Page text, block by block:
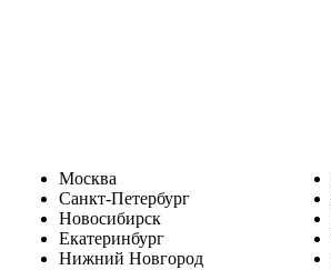
Москва
Санкт-Петербург
Новосибирск
Екатеринбург
Нижний Новгород